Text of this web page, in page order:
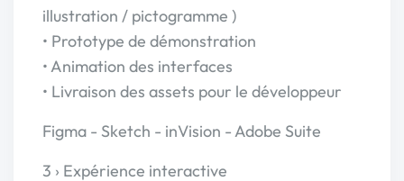
illustration / pictogramme )
• Prototype de démonstration
• Animation des interfaces
• Livraison des assets pour le développeur
Figma - Sketch - inVision - Adobe Suite
3 › Expérience interactive